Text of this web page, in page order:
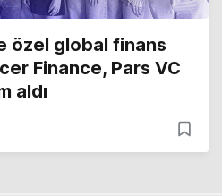
özel global finans
Finance, Pars VC
aldı